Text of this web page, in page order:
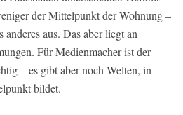
der Mittelpunkt der Wohnung –
aus. Das aber liegt an
Für Medienmacher ist der
– es gibt aber noch Welten, in
bildet.